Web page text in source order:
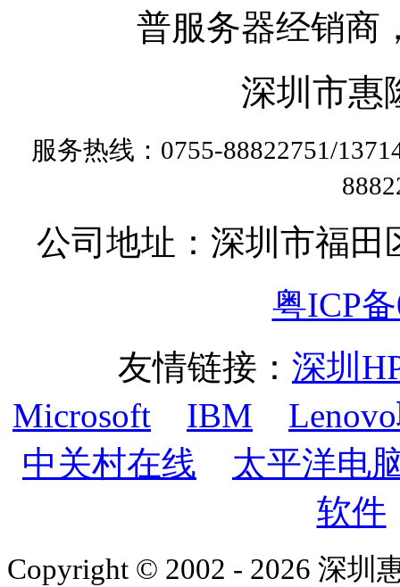
普服务器经销商
深圳市惠
服务热线：0755-88822751/
公司地址：深圳市福田
粤ICP
友情链接： 深圳
Microsoft
IBM
中关村在线
太平洋电
软件
Copyright © 2002 - 2026 深圳